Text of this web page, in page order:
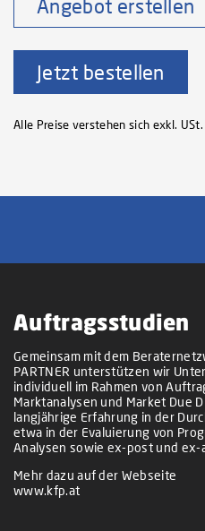
Angebot erstellen
Jetzt bestellen
Alle Preise verstehen sich exkl. USt.
Auftragsstudien
Gemeinsam mit dem
PARTNER unterstützen wir
individuell im Rahmen von
Marktanalysen und Market Due
langjährige Erfahrung in der
etwa in der Evaluierung von
Analysen sowie ex-post und
Mehr dazu auf der Webseite
www.kfp.at